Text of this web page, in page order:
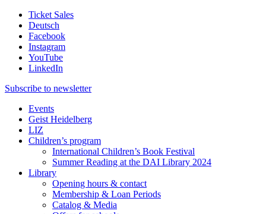
Ticket Sales
Deutsch
Facebook
Instagram
YouTube
LinkedIn
Subscribe to newsletter
Events
Geist Heidelberg
LIZ
Children’s program
International Children’s Book Festival
Summer Reading at the DAI Library 2024
Library
Opening hours & contact
Membership & Loan Periods
Catalog & Media